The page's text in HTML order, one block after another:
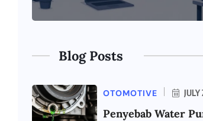
Blog Posts
OTOMOTIVE
Penyebab Water